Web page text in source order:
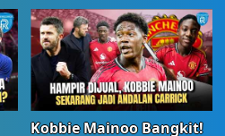
Kobbie Mainoo Bangkit!